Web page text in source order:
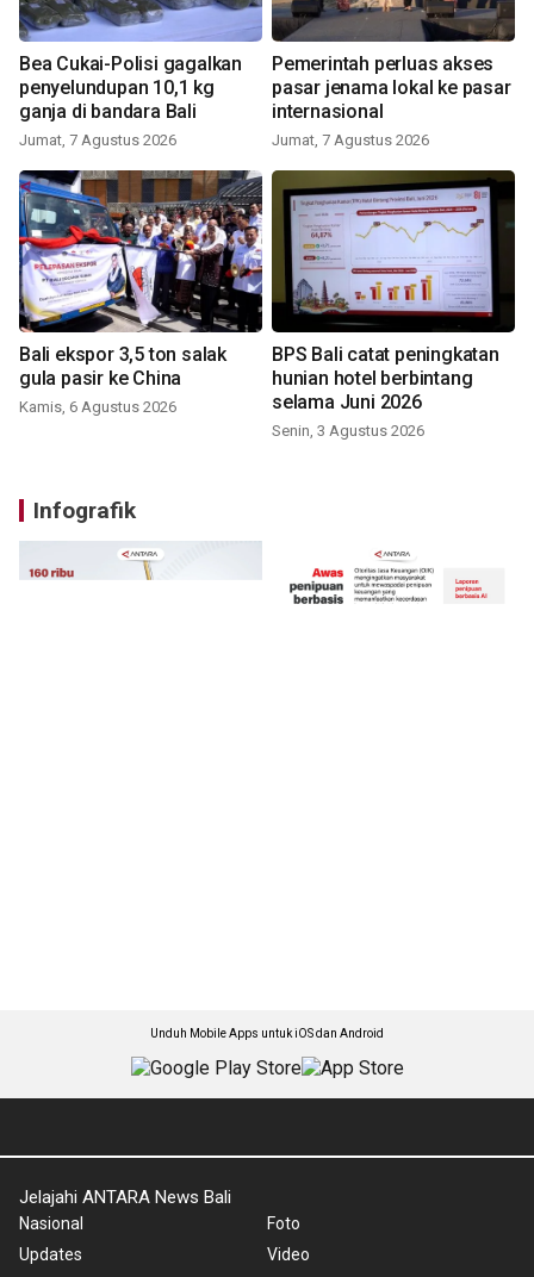
Bea Cukai-Polisi gagalkan
penyelundupan 10,1 kg
ganja di bandara Bali
Jumat, 7 Agustus 2026
Pemerintah perluas akses
pasar jenama lokal ke pasar
internasional
Jumat, 7 Agustus 2026
Bali ekspor 3,5 ton salak
gula pasir ke China
Kamis, 6 Agustus 2026
BPS Bali catat peningkatan
hunian hotel berbintang
selama Juni 2026
Senin, 3 Agustus 2026
Infografik
Unduh Mobile Apps untuk iOS dan Android
Jelajahi ANTARA News Bali
Nasional
Updates
Foto
Video